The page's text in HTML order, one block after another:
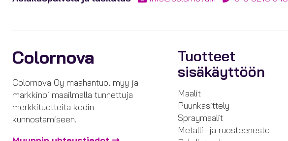
Colornova
Colornova Oy maahantuo, myy ja
markkinoi maailmalla tunnettuja
merkkituotteita kodin
kunnostamiseen.
Tuotteet
sisäkäyttöön
Maalit
Puunkäsittely
Spraymaalit
Metalli- ja ruosteenesto